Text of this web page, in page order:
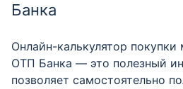
Банка
Онлайн-калькулятор
ОТП Банка — это полезный
позволяет самостоятельно